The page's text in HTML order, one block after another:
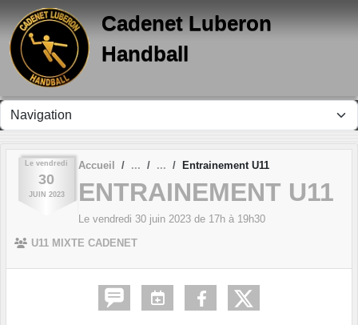
Cadenet Luberon
Handball
Le vendredi
30
JUIN 2023
Accueil Entrainement U11
ENTRAINEMENT U11
Le vendredi 30 juin 2023 de 17h à 19h30
U11 MIXTE CADENET
Panneau de gestion des cookies